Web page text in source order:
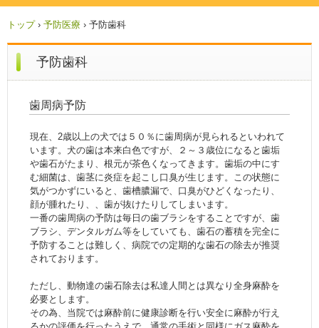
トップ › 予防医療 › 予防歯科
予防歯科
歯周病予防
現在、2歳以上の犬では５０％に歯周病が見られるといわれて
います。犬の歯は本来白色ですが、２～３歳位になると歯垢
や歯石がたまり、根元が茶色くなってきます。歯垢の中にす
む細菌は、歯茎に炎症を起こし口臭が生じます。この状態に
気がつかずにいると、歯槽膿漏で、口臭がひどくなったり、
顔が腫れたり、、歯が抜けたりしてしまいます。
一番の歯周病の予防は毎日の歯ブラシをすることですが、歯
ブラシ、デンタルガム等をしていても、歯石の蓄積を完全に
予防することは難しく、病院での定期的な歯石の除去が推奨
されております。
ただし、動物達の歯石除去は私達人間とは異なり全身麻酔を
必要とします。
その為、当院では麻酔前に健康診断を行い安全に麻酔が行え